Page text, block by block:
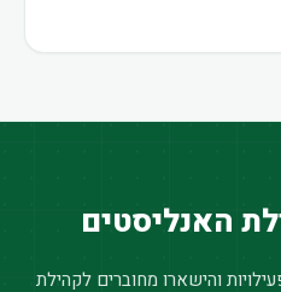
האנליסטים
והישארו מחוברים לקהילת